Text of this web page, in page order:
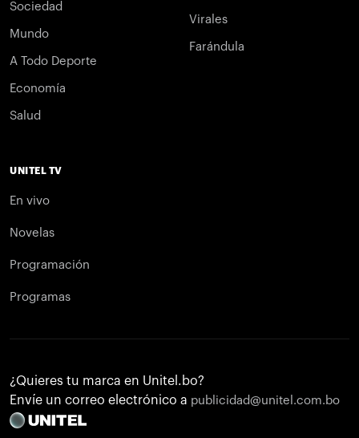
Sociedad
Mundo
A Todo Deporte
Economía
Salud
Virales
Farándula
UNITEL TV
En vivo
Novelas
Programación
Programas
¿Quieres tu marca en Unitel.bo?
Envíe un correo electrónico a publicidad@unitel.com.bo